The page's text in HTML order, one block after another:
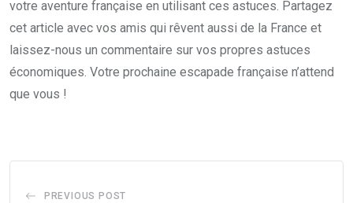
votre aventure française en utilisant ces astuces. Partagez
cet article avec vos amis qui rêvent aussi de la France et
laissez-nous un commentaire sur vos propres astuces
économiques. Votre prochaine escapade française n’attend
que vous !
PREVIOUS POST